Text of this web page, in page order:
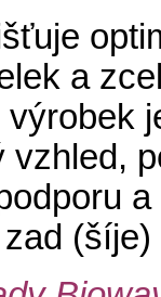
a
výrobek
vzhled,